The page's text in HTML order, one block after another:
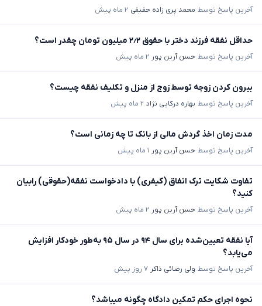
آخرین پاسخ توسط محمد پری زاده حقیقی ۲ ماه پیش
حداقل نفقه فرزند دختر با حقوق ۲٫۲ میلیون تومان چقدر است؟
آخرین پاسخ توسط حسن آرین پور ۲ ماه پیش
بیرون کردن زوجه توسط زوج از منزل و تکلیف نفقه چیست؟
آخرین پاسخ توسط بهاره درکایی نژاد ۲ ماه پیش
مدت زمان اخذ گردش مالی از بانک تا چه زمانی است؟
آخرین پاسخ توسط حسن آرین پور ۱ ماه پیش
تفاوت شکایت ترک انفاق (کیفری) با دادخواست نفقه(حقوقی) رابیان
کنید؟
آخرین پاسخ توسط حسن آرین پور ۲ ماه پیش
آیا نفقه تعیین‌شده برای سال ۹۴ در سال ۹۵ به‌طور خودکار افزایش
می‌یابد؟
آخرین پاسخ توسط ولی رضائی ذاکر ۷ روز پیش
نحوه اجرای حکم تمکین دادگاه چگونه میباشد؟